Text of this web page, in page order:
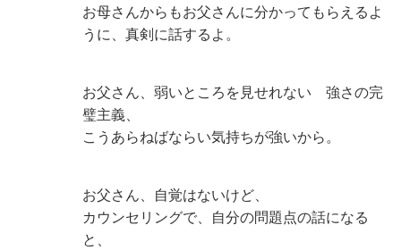
お母さんからもお父さんに分かってもらえるよ
うに、真剣に話するよ。
お父さん、弱いところを見せれない 強さの完
璧主義、
こうあらねばならい気持ちが強いから。
お父さん、自覚はないけど、
カウンセリングで、自分の問題点の話になる
と、